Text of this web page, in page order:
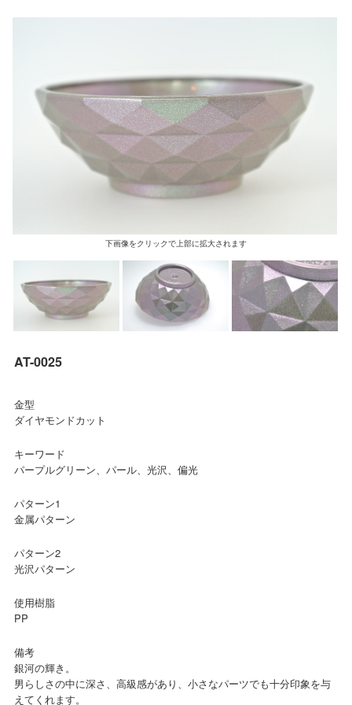
下画像をクリックで上部に拡大されます
AT-0025
金型
ダイヤモンドカット
キーワード
パープルグリーン、パール、光沢、偏光
パターン1
金属パターン
パターン2
光沢パターン
使用樹脂
PP
備考
銀河の輝き。
男らしさの中に深さ、高級感があり、小さなパーツでも十分印象を与
えてくれます。